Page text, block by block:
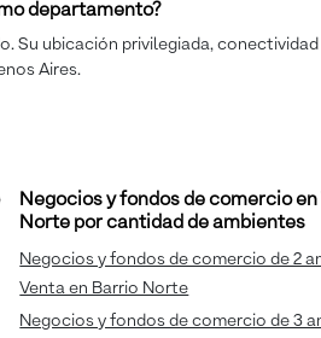
departamento?
Su ubicación privilegiada,
Aires.
Negocios y fondos de comercio
Norte por cantidad de ambientes
Negocios y fondos de comercio de 2
Venta en Barrio Norte
Negocios y fondos de comercio de 3